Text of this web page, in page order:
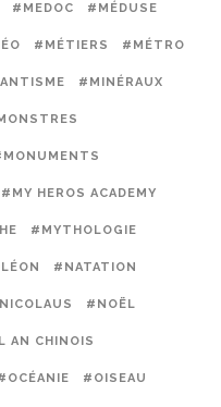
#MEDOC #MÉDUSE
#MÉTIERS #MÉTRO
#MINÉRAUX
#MY HEROS ACADEMY
#MYTHOLOGIE
#NATATION
#NOËL
AN CHINOIS
#OISEAU